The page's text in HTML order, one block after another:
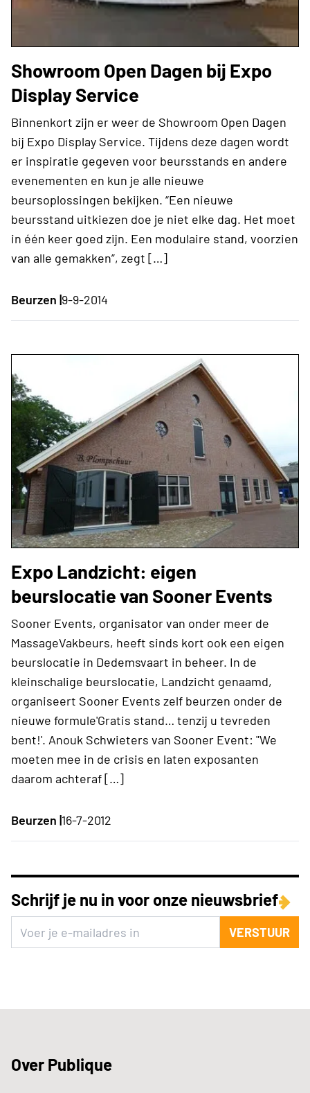
Showroom Open Dagen bij Expo
Display Service
Binnenkort zijn er weer de Showroom Open Dagen
bij Expo Display Service. Tijdens deze dagen wordt
er inspiratie gegeven voor beursstands en andere
evenementen en kun je alle nieuwe
beursoplossingen bekijken. “Een nieuwe
beursstand uitkiezen doe je niet elke dag. Het moet
in één keer goed zijn. Een modulaire stand, voorzien
van alle gemakken”, zegt […]
Beurzen |9-9-2014
Expo Landzicht: eigen
beurslocatie van Sooner Events
Sooner Events, organisator van onder meer de
MassageVakbeurs, heeft sinds kort ook een eigen
beurslocatie in Dedemsvaart in beheer. In de
kleinschalige beurslocatie, Landzicht genaamd,
organiseert Sooner Events zelf beurzen onder de
nieuwe formule'Gratis stand… tenzij u tevreden
bent!'. Anouk Schwieters van Sooner Event: "We
moeten mee in de crisis en laten exposanten
daarom achteraf […]
Beurzen |16-7-2012
Schrijf je nu in voor onze nieuwsbrief
VERSTUUR
Over Publique